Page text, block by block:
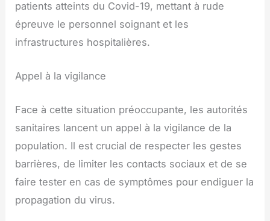
patients atteints du Covid-19, mettant à rude
épreuve le personnel soignant et les
infrastructures hospitalières.
Appel à la vigilance
Face à cette situation préoccupante, les autorités
sanitaires lancent un appel à la vigilance de la
population. Il est crucial de respecter les gestes
barrières, de limiter les contacts sociaux et de se
faire tester en cas de symptômes pour endiguer la
propagation du virus.